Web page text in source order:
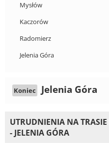
Mysłów
Kaczorów
Radomierz
Jelenia Góra
Koniec Jelenia Góra
UTRUDNIENIA NA
- JELENIA GÓRA